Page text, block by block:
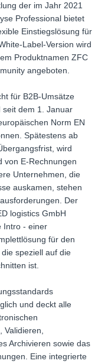
der im Jahr 2021
Professional bietet
Einstiegslösung für
Label-Version wird
Produktnamen ZFC
angeboten.
für B2B-Umsätze
seit dem 1. Januar
Norm EN
Spätestens ab
wird
von E-Rechnungen
Unternehmen, die
auskamen, stehen
Der
logistics GmbH
Intro - einer
für den
speziell auf die
ist.
und deckt alle
Validieren,
Archivieren sowie das
Eine integrierte